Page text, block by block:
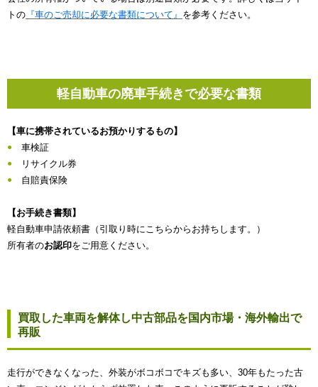
トの 『車のご売却に必要な書類について』 を参考ください。
軽自動車の廃車手続きで必要な書類
【車に携帯されているお預かりするもの】
車検証
リサイクル券
自賠責保険
【お手続き書類】
軽自動車申請依頼書（引取り時にこちらからお持ちします。）
所有者のお認印をご用意ください。
買取した車両を解体し中古部品を国内市場・海外輸出で
再販
走行ができなくなった、外装がボコボコでキズも多い、30年もたった古